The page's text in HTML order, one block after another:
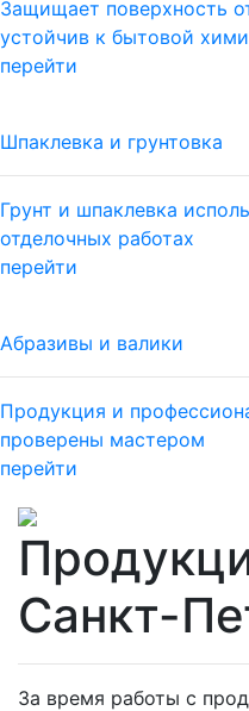
Защищает поверхность
устойчив к бытовой
перейти
Шпаклевка и грунтовка
Грунт и шпаклевка
отделочных работах
перейти
Абразивы и валики
Продукция и
проверены мастером
перейти
Санкт-
За время работы с